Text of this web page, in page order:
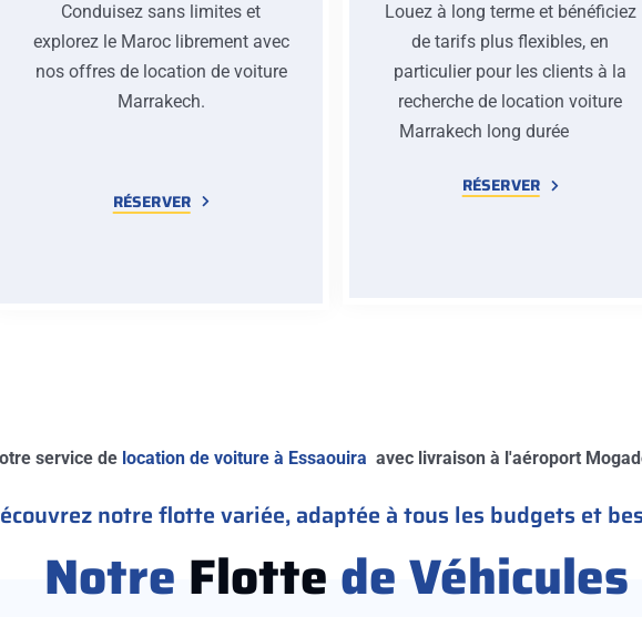
Conduisez sans limites et
explorez le Maroc librement avec
nos offres de location de voiture
Marrakech.
RÉSERVER
Louez à long terme et bénéficiez
de tarifs plus flexibles, en
particulier pour les clients à la
recherche de location voiture
Marrakech long durée
RÉSERVER
service de location de voiture à Essaouira avec livraison à l'aéroport
notre flotte variée, adaptée à tous les budgets et
Notre Flotte de Véhicules